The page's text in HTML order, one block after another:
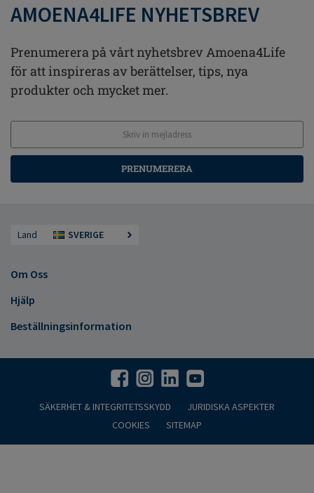
AMOENA4LIFE NYHETSBREV
Prenumerera på vårt nyhetsbrev Amoena4Life
för att inspireras av berättelser, tips, nya
produkter och mycket mer.
PRENUMERERA
Land SVERIGE
Om Oss
Hjälp
Beställningsinformation
SÄKERHET & INTEGRITETSSKYDD
JURIDISKA ASPEKTER
COOKIES
SITEMAP